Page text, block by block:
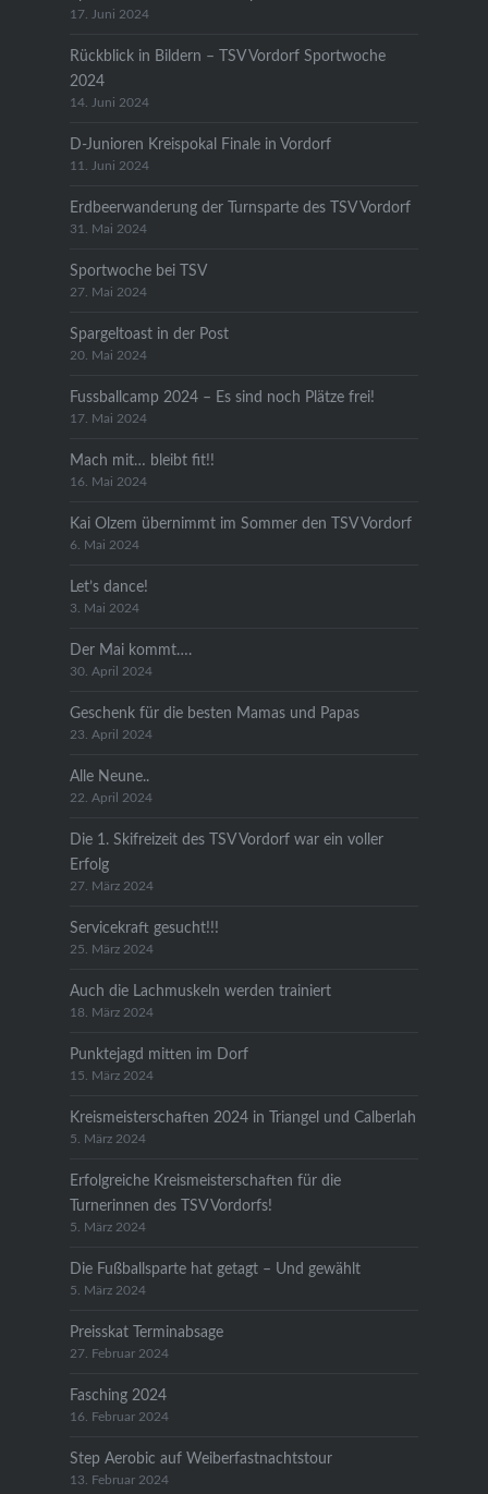
17. Juni 2024
Rückblick in Bildern – TSV Vordorf Sportwoche
2024
14. Juni 2024
D-Junioren Kreispokal Finale in Vordorf
11. Juni 2024
Erdbeerwanderung der Turnsparte des TSV Vordorf
31. Mai 2024
Sportwoche bei TSV
27. Mai 2024
Spargeltoast in der Post
20. Mai 2024
Fussballcamp 2024 – Es sind noch Plätze frei!
17. Mai 2024
Mach mit… bleibt fit!!
16. Mai 2024
Kai Olzem übernimmt im Sommer den TSV Vordorf
6. Mai 2024
Let’s dance!
3. Mai 2024
Der Mai kommt….
30. April 2024
Geschenk für die besten Mamas und Papas
23. April 2024
Alle Neune..
22. April 2024
Die 1. Skifreizeit des TSV Vordorf war ein voller
Erfolg
27. März 2024
Servicekraft gesucht!!!
25. März 2024
Auch die Lachmuskeln werden trainiert
18. März 2024
Punktejagd mitten im Dorf
15. März 2024
Kreismeisterschaften 2024 in Triangel und Calberlah
5. März 2024
Erfolgreiche Kreismeisterschaften für die
Turnerinnen des TSV Vordorfs!
5. März 2024
Die Fußballsparte hat getagt – Und gewählt
5. März 2024
Preisskat Terminabsage
27. Februar 2024
Fasching 2024
16. Februar 2024
Step Aerobic auf Weiberfastnachtstour
13. Februar 2024